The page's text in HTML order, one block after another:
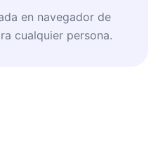
en navegador de
cualquier persona.